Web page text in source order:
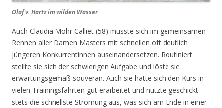
Olaf v. Hartz im wilden Wasser
Auch Claudia Mohr Calliet (58) musste sich im gemeinsamen
Rennen aller Damen Masters mit schnellen oft deutlich
jüngeren Konkurrentinnen auseinandersetzen. Routiniert
stellte sie sich der schwierigen Aufgabe und löste sie
erwartungsgemäß souverän. Auch sie hatte sich den Kurs in
vielen Trainingsfahrten gut erarbeitet und nutzte geschickt
stets die schnellste Strömung aus, was sich am Ende in einer